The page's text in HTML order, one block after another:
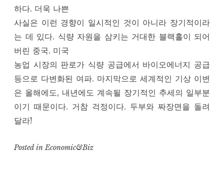
하다. 더욱 나쁜
사실은 이런 경향이 일시적인 것이 아니라 장기적이라
는 데 있다. 식량 자원을 삼키는 거대한 블랙홀이 되어
버린 중국. 미국
농업 시장의 판로가 식량 공급에서 바이오에너지 공급
등으로 다변화된 여파. 마지막으로 세계적인 기상 이변
은 올해에도, 내년에도 계속될 장기적인 추세의 일부분
이기 때문이다. 거참 걱정이다. 두부와 짜장면을 돌려
달라!
Posted inEconomic&Biz